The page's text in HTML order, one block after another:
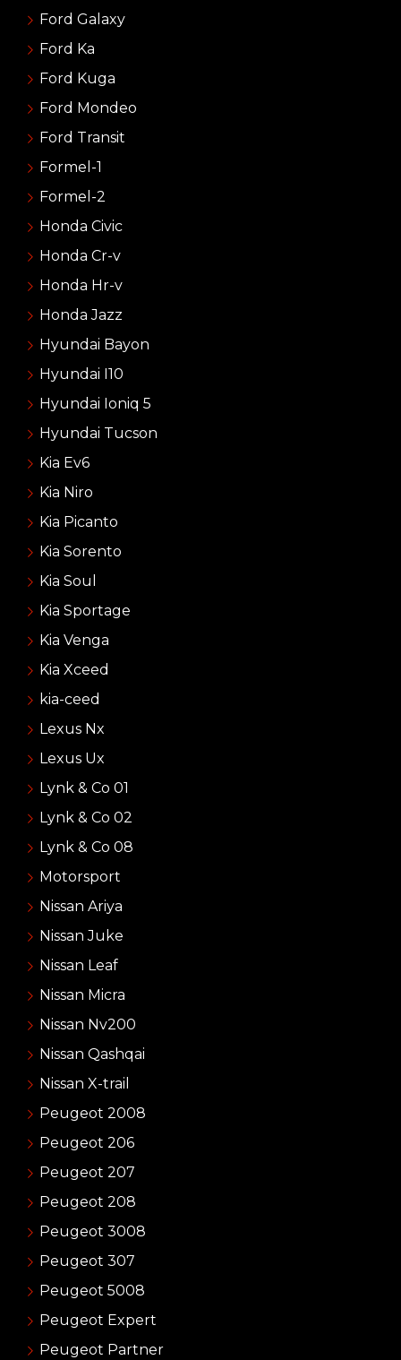
Ford Galaxy
Ford Ka
Ford Kuga
Ford Mondeo
Ford Transit
Formel-1
Formel-2
Honda Civic
Honda Cr-v
Honda Hr-v
Honda Jazz
Hyundai Bayon
Hyundai I10
Hyundai Ioniq 5
Hyundai Tucson
Kia Ev6
Kia Niro
Kia Picanto
Kia Sorento
Kia Soul
Kia Sportage
Kia Venga
Kia Xceed
kia-ceed
Lexus Nx
Lexus Ux
Lynk & Co 01
Lynk & Co 02
Lynk & Co 08
Motorsport
Nissan Ariya
Nissan Juke
Nissan Leaf
Nissan Micra
Nissan Nv200
Nissan Qashqai
Nissan X-trail
Peugeot 2008
Peugeot 206
Peugeot 207
Peugeot 208
Peugeot 3008
Peugeot 307
Peugeot 5008
Peugeot Expert
Peugeot Partner